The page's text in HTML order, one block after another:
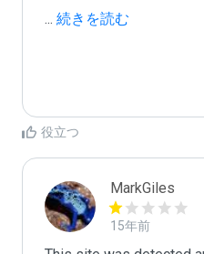
... 続きを読む
役立つ
MarkGiles
15年前